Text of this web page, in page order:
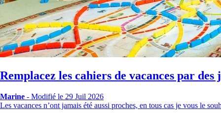
Remplacez les cahiers de vacances par des
Marine - Modifié le 29 Juil 2026
Les vacances n’ont jamais été aussi proches, en tous cas je vous le